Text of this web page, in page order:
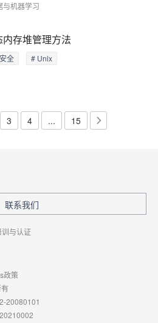
与机器学习
存堆管理方法
全 # Unix
3 4 ... 15
联系我们
训与认证
政策
20080101